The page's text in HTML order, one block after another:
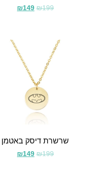
₪199
₪149
שרשרת דיסק באטמן
₪199
₪149